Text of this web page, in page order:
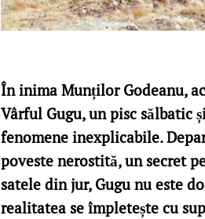
În inima Munților Godeanu,
Vârful Gugu, un pisc sălbatic
fenomene inexplicabile.
poveste nerostită, un secret
satele din jur, Gugu nu este
realitatea se împletește cu